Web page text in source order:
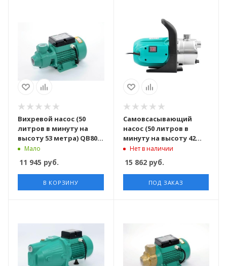
Вихревой насос (50
литров в минуту на
высоту 53 метра) QB80-4
TAIFU
Мало
11 945 руб.
В КОРЗИНУ
Самовсасывающий
насос (50 литров в
минуту на высоту 42
метров) SGJ800
Нет в наличии
15 862руб.
ПОД ЗАКАЗ